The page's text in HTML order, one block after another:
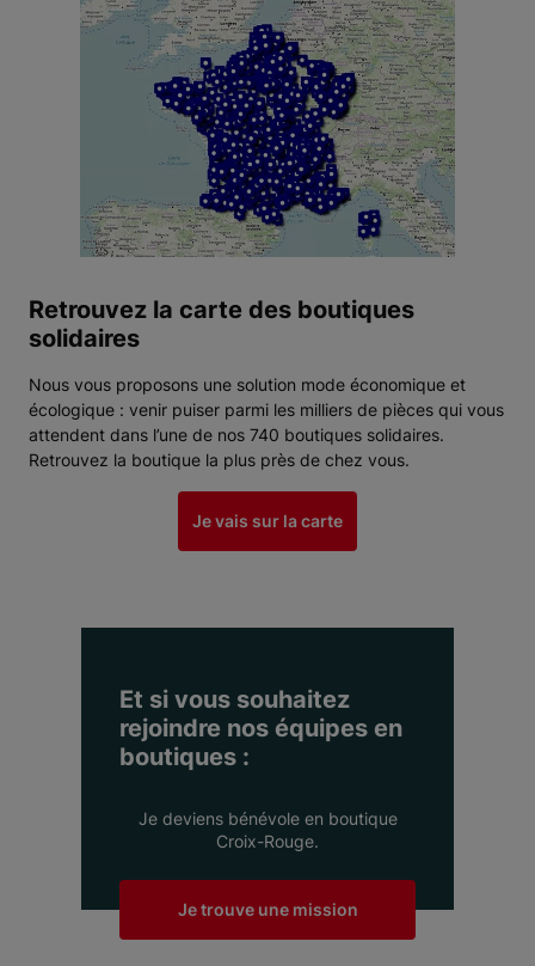
Retrouvez la carte des boutiques
solidaires
Nous vous proposons une solution mode économique et
écologique : venir puiser parmi les milliers de pièces qui vous
attendent dans l’une de nos 740 boutiques solidaires.
Retrouvez la boutique la plus près de chez vous.
Je vais sur la carte
Et si vous souhaitez
rejoindre nos équipes en
boutiques :
Je deviens bénévole en boutique
Croix-Rouge.
Je trouve une mission